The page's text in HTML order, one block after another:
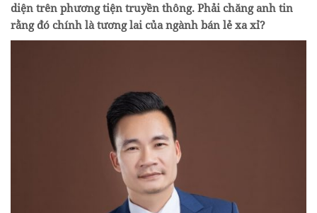
diện trên phương tiện truyền thông. Phải chăng anh tin
rằng đó chính là tương lai của ngành bán lẻ xa xỉ?